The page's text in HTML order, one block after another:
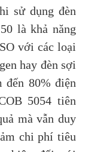
sử dụng đèn
là khả năng
với các loại
hay đèn sợi
80% điện
5054 tiên
mà vẫn duy
chi phí tiêu